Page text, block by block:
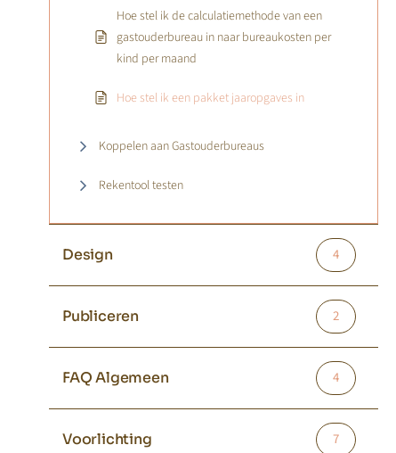
Hoe stel ik de calculatiemethode van een
gastouderbureau in naar bureaukosten per
kind per maand
Hoe stel ik een pakket jaaropgaves in
Koppelen aan Gastouderbureaus
Rekentool testen
Design 4
Publiceren 2
FAQ Algemeen 4
Voorlichting 7